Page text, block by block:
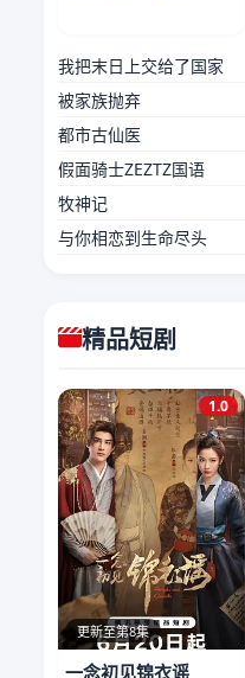
我把末日上交给了国家
被家族抛弃
都市古仙医
假面骑士ZEZTZ国语
牧神记
与你相恋到生命尽头
精品短剧
更新至第8集
1.0
一念初见锦衣谣